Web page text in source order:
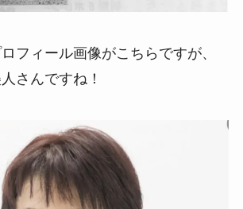
フィール画像がこちらですが、
さんですね！